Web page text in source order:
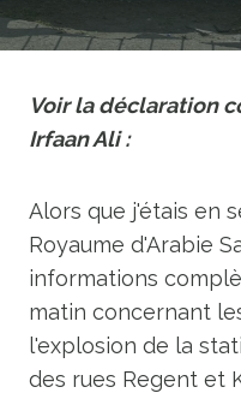
Voir la déclaration
Irfaan Ali :
Alors que j'étais en
Royaume d'Arabie
informations
matin concernant
l'explosion de la
des rues Regent et